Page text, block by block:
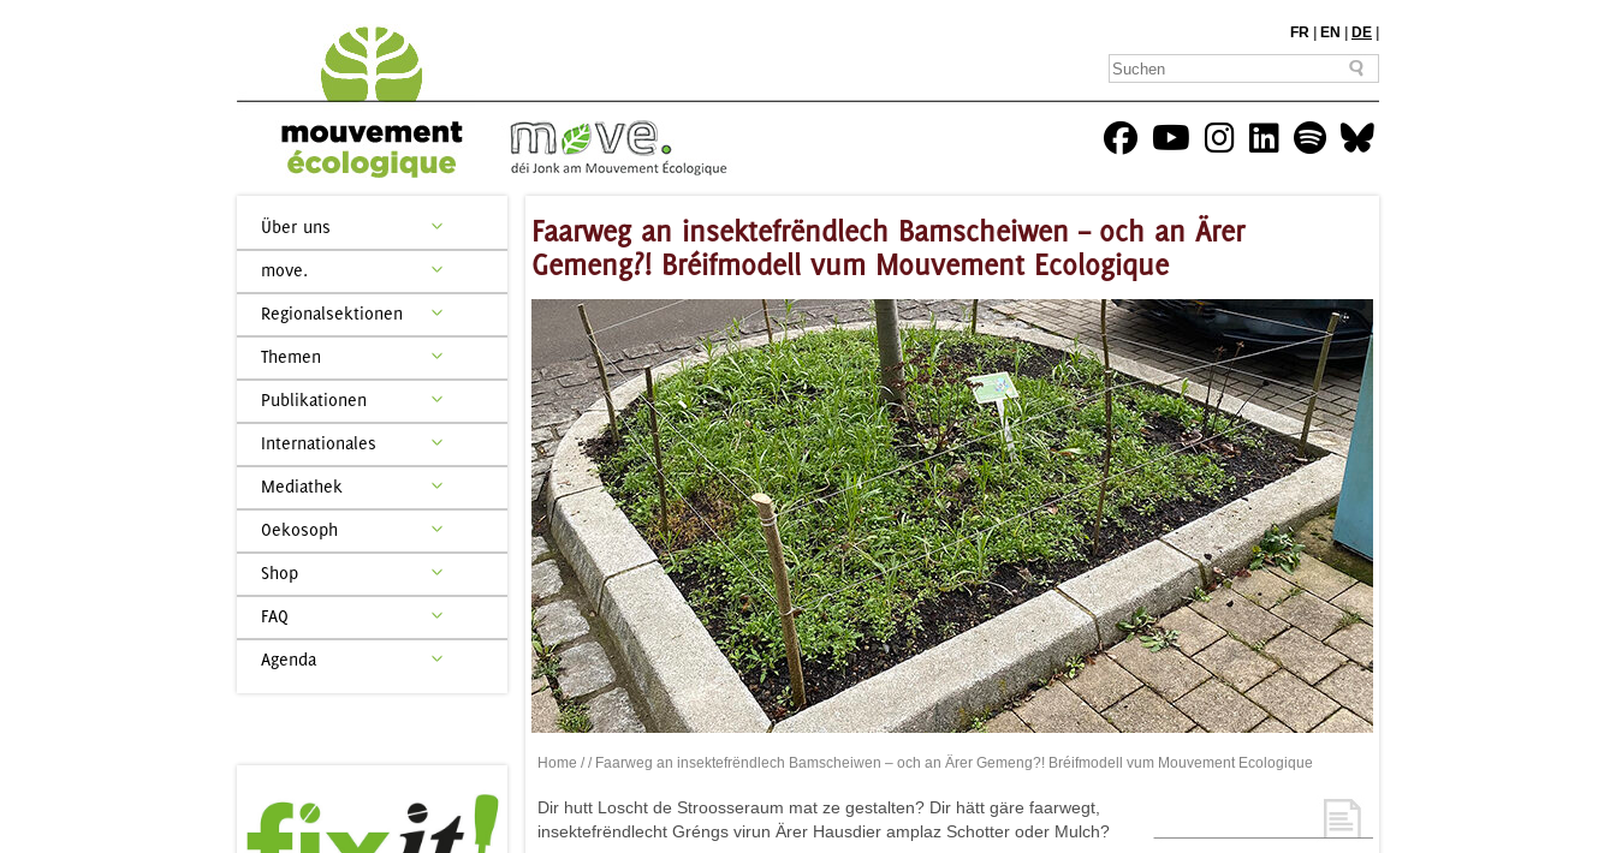
FR EN DE
Über uns
move.
Regionalsektionen
Themen
Publikationen
Internationales
Mediathek
Oekosoph
Shop
FAQ
Agenda
Faarweg an insektefrëndlech Bamscheiwen – och an Ärer
Gemeng?! Bréifmodell vum Mouvement Ecologique
Home // Faarweg an insektefrëndlech Bamscheiwen – och an Ärer Gemeng?! Bréifmodell vum Mouvement Ecologique
Dir hutt Loscht de Stroosseraum mat ze gestalten? Dir hätt gäre faarwegt,
insektefrëndlecht Gréngs virun Ärer Hausdier amplaz Schotter oder Mulch?